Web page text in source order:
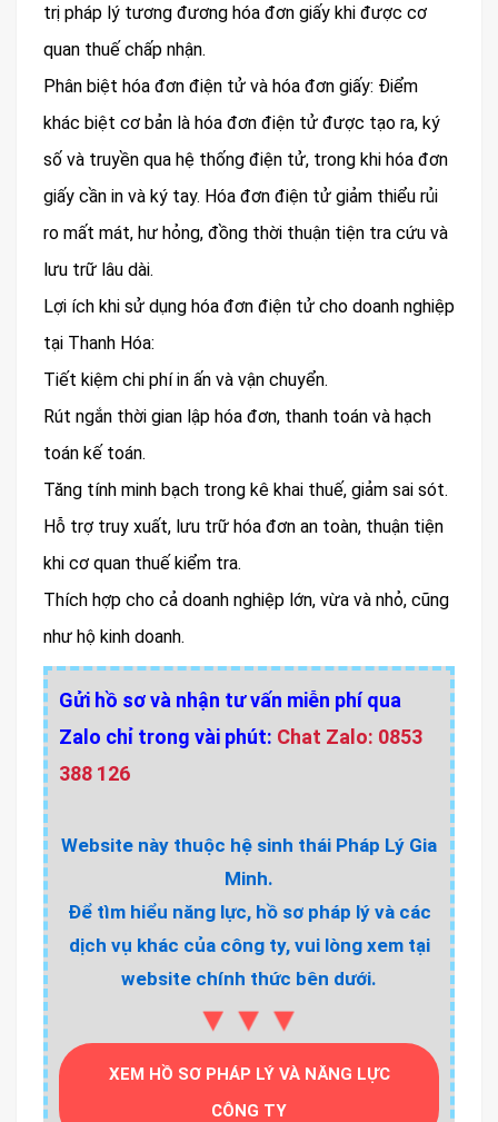
trị pháp lý tương đương hóa đơn giấy khi được cơ
quan thuế chấp nhận.
Phân biệt hóa đơn điện tử và hóa đơn giấy: Điểm
khác biệt cơ bản là hóa đơn điện tử được tạo ra, ký
số và truyền qua hệ thống điện tử, trong khi hóa đơn
giấy cần in và ký tay. Hóa đơn điện tử giảm thiểu rủi
ro mất mát, hư hỏng, đồng thời thuận tiện tra cứu và
lưu trữ lâu dài.
Lợi ích khi sử dụng hóa đơn điện tử cho doanh nghiệp
tại Thanh Hóa:
Tiết kiệm chi phí in ấn và vận chuyển.
Rút ngắn thời gian lập hóa đơn, thanh toán và hạch
toán kế toán.
Tăng tính minh bạch trong kê khai thuế, giảm sai sót.
Hỗ trợ truy xuất, lưu trữ hóa đơn an toàn, thuận tiện
khi cơ quan thuế kiểm tra.
Thích hợp cho cả doanh nghiệp lớn, vừa và nhỏ, cũng
như hộ kinh doanh.
Gửi hồ sơ và nhận tư vấn miễn phí qua
Zalo chỉ trong vài phút: Chat Zalo: 0853
388 126
Website này thuộc hệ sinh thái Pháp Lý Gia
Minh.
Để tìm hiểu năng lực, hồ sơ pháp lý và các
dịch vụ khác của công ty, vui lòng xem tại
website chính thức bên dưới.
▼▼▼
XEM HỒ SƠ PHÁP LÝ VÀ NĂNG LỰC
CÔNG TY